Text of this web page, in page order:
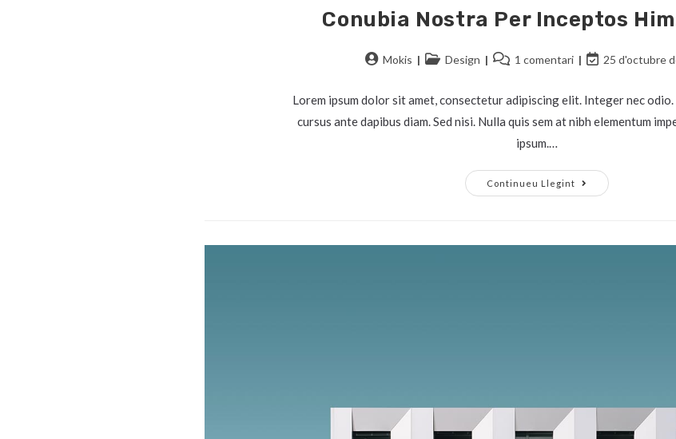
Conubia Nostra Per Inceptos
Mokis Design 1 comentari 25 d'octubre
Lorem ipsum dolor sit amet, consectetur adipiscing elit. Integer nec
cursus ante dapibus diam. Sed nisi. Nulla quis sem at nibh elementum
ipsum.…
Continueu Llegint